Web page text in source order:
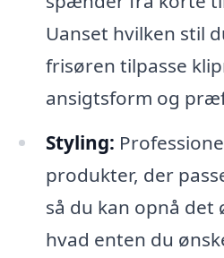
Uanset hvilken stil
frisøren tilpasse
ansigtsform og
Styling:
produkter, der
så du kan opnå det
hvad enten du